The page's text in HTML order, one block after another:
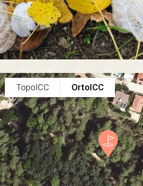
TopoICC OrtoICC